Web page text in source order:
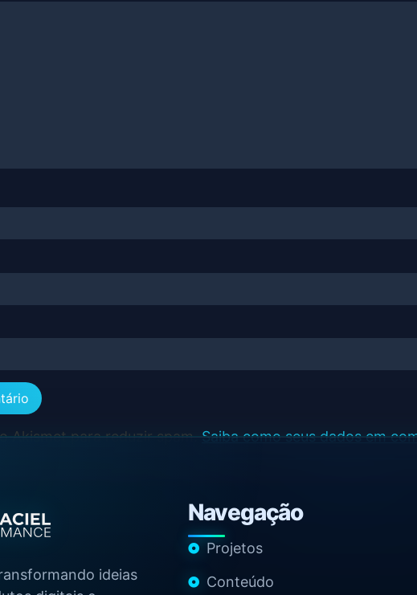
Akismet para reduzir spam. Saiba como seus dados em
ideias
Navegação
Projetos
Conteúdo